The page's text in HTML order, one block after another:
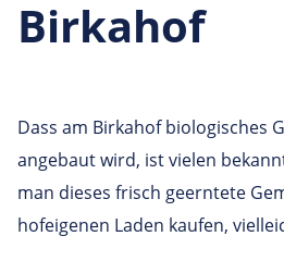
Birkahof
Dass am Birkahof biologisches
angebaut wird, ist vielen
man dieses frisch geerntete
hofeigenen Laden kaufen,